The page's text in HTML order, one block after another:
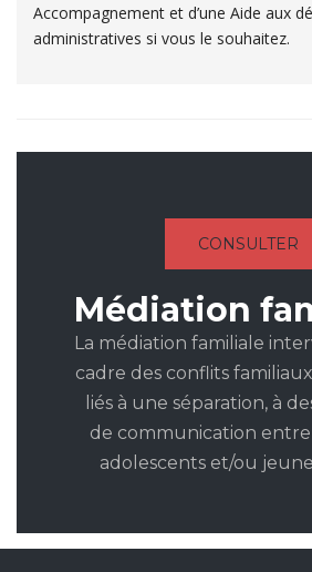
Accompagnement et d’une Aide aux
administratives si vous le souhaitez.
CONSULTER
Médiation
La médiation familiale
cadre des conflits
liés à une séparation, à
de communication
adolescents et/ou